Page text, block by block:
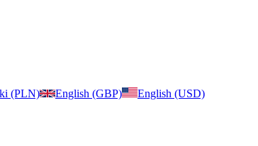
(PLN) English (GBP) English (USD)